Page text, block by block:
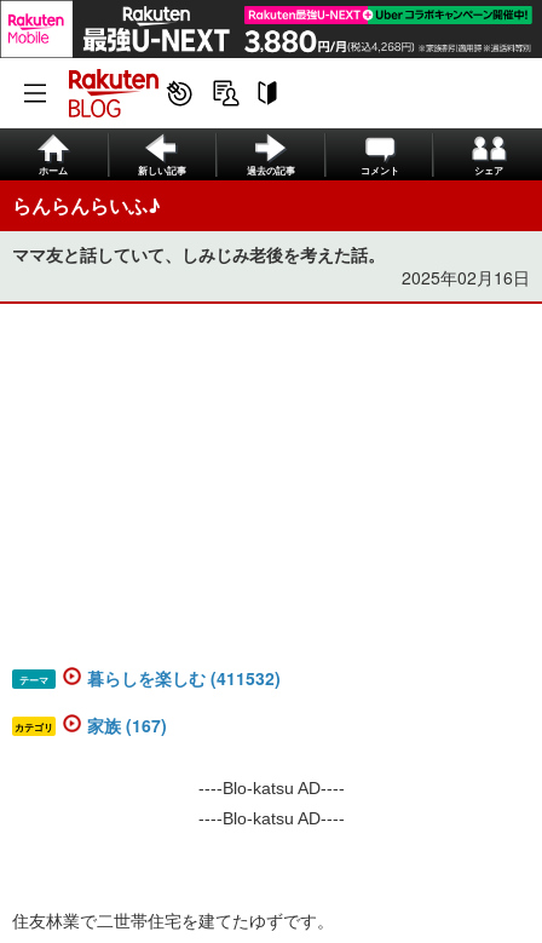
ホーム 新しい記事 過去の記事 コメント シェア
らんらんらいふ♪
ママ友と話していて、しみじみ老後を考えた話。
2025年02月16日
テーマ 暮らしを楽しむ (411532)
カテゴリ 家族 (167)
----Blo-katsu AD----
----Blo-katsu AD----
住友林業で二世帯住宅を建てたゆずです。